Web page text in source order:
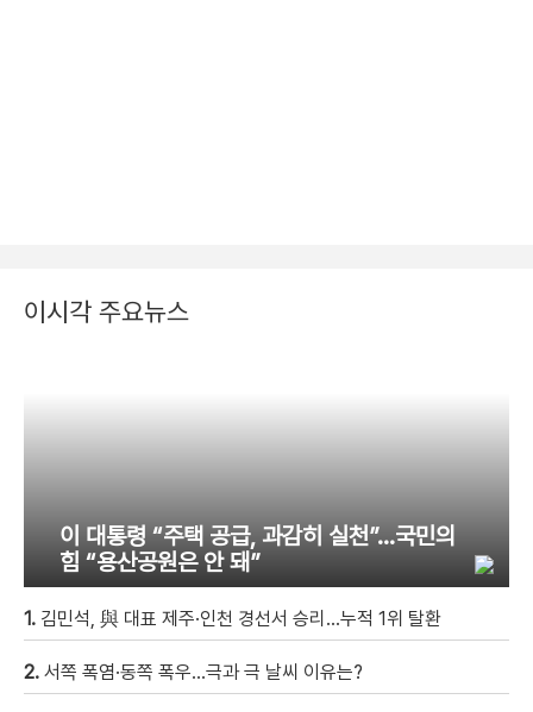
이시각 주요뉴스
이 대통령 “주택 공급, 과감히 실천”…국민의
힘 “용산공원은 안 돼”
1. 김민석, 與 대표 제주·인천 경선서 승리…누적 1위 탈환
2. 서쪽 폭염·동쪽 폭우…극과 극 날씨 이유는?